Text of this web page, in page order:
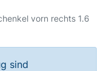
vorn rechts 1.6
sind